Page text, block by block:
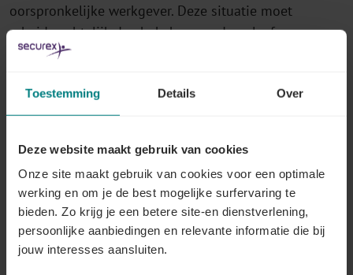
Toestemming Details Over
Deze website maakt gebruik van cookies
Onze site maakt gebruik van cookies voor een optimale
werking en om je de best mogelijke surfervaring te
bieden. Zo krijg je een betere site-en dienstverlening,
persoonlijke aanbiedingen en relevante informatie die bij
jouw interesses aansluiten.
oorspronkelijke werkgever. Deze situatie moet
arbeidsrechtelijk dus bekeken worden alsof een
werknemer naast zijn voltijdse job, bij een andere
[4].
situatie:
Bij de oorspronkelijke werkgever: de
arbeidsovereenkomst is nog steeds volledig
geschorst en er geldt dus een volledige
gelijkstelling voor jaarlijkse vakantie voor de eerste